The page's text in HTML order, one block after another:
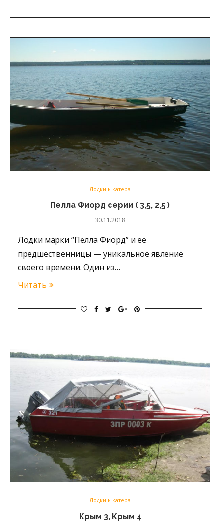
Лодки и катера
Пелла Фиорд серии ( 3,5, 2,5 )
30.11.2018
Лодки марки “Пелла Фиорд” и ее
предшественницы — уникальное явление
своего времени. Один из…
Читать
Лодки и катера
Крым 3, Крым 4